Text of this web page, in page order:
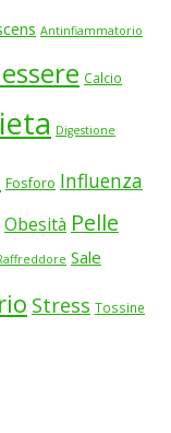
Antinfiammatorio
Calcio
Digestione
Fosforo Influenza
Obesità Pelle
Sale
Stress Tossine